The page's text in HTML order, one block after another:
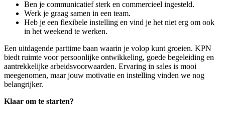
Ben je communicatief sterk en commercieel ingesteld.
Werk je graag samen in een team.
Heb je een flexibele instelling en vind je het niet erg om ook
in het weekend te werken.
Een uitdagende parttime baan waarin je volop kunt groeien. KPN
biedt ruimte voor persoonlijke ontwikkeling, goede begeleiding en
aantrekkelijke arbeidsvoorwaarden. Ervaring in sales is mooi
meegenomen, maar jouw motivatie en instelling vinden we nog
belangrijker.
Klaar om te starten?